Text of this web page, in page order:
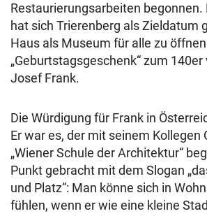
Restaurierungsarbeiten begonnen.
hat sich Trierenberg als Zieldatum
Haus als Museum für alle zu
„Geburtstagsgeschenk“ zum
Josef Frank.
Die Würdigung für Frank in
Er war es, der mit seinem Kollegen
„Wiener Schule der Architektur“
Punkt gebracht mit dem Slogan
und Platz“: Man könne sich in
fühlen, wenn er wie eine kleine